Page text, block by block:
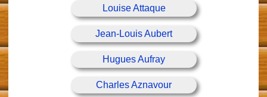
Louise Attaque
Jean-Louis Aubert
Hugues Aufray
Charles Aznavour